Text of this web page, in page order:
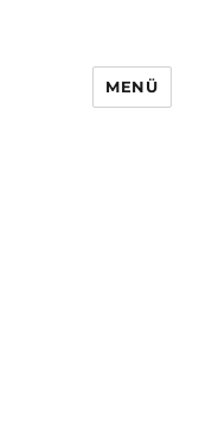
MENÜ